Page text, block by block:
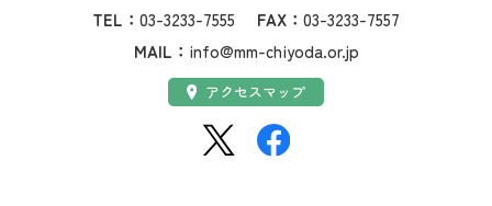
TEL： 03-3233-7555 FAX： 03-3233-7557
MAIL： info@mm-chiyoda.or.jp
アクセス：
アクセスマップ
SNS：